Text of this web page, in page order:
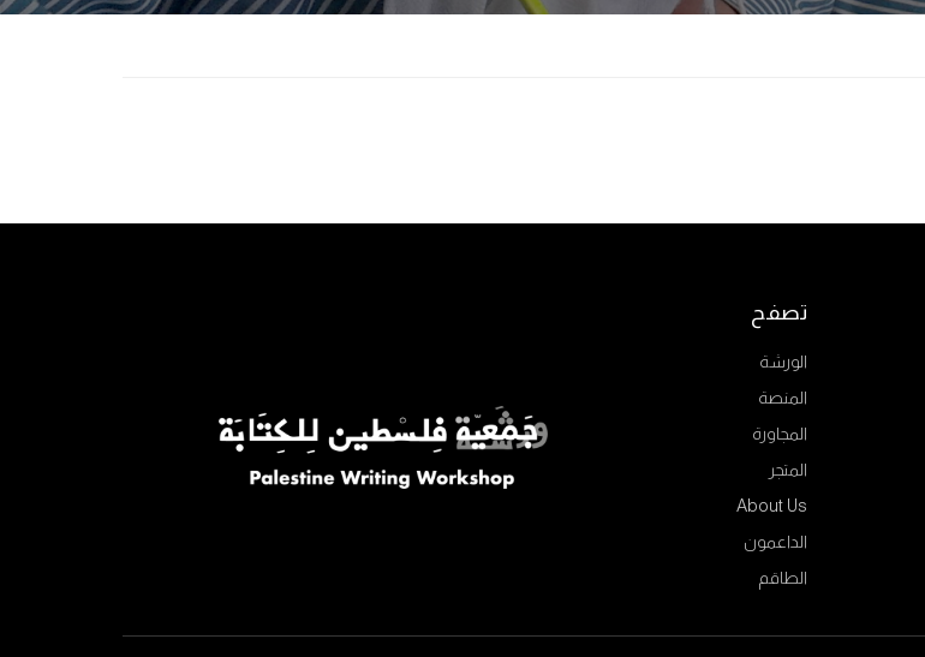
تصفح
الورشة
المنصة
المجاورة
المتجر
About Us
الداعمون
الطاقم